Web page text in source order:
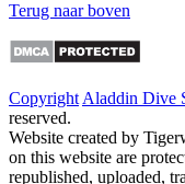
Terug naar boven
Copyright Aladdin Dive
reserved.
Website created by
on this website are
republished, uploaded,